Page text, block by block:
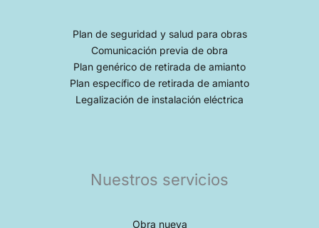
Plan de seguridad y salud para obras
Comunicación previa de obra
Plan genérico de retirada de amianto
Plan específico de retirada de amianto
Legalización de instalación eléctrica
Nuestros servicios
Obra nueva